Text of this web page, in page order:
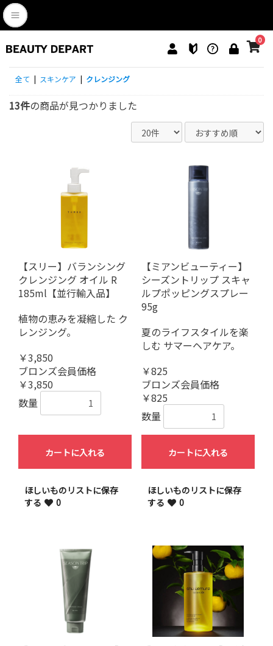
0
全て | スキンケア | クレンジング
13件の商品が見つかりました
【スリー】バランシング
クレンジング オイル R
185ml【並行輸入品】
植物の恵みを凝縮した ク
レンジング。
￥3,850
ブロンズ会員価格
￥3,850
数量
カートに入れる
ほしいものリストに保存
する
0
【ミアンビューティー】
シーズントリップ スキャ
ルプポッピングスプレー
95g
夏のライフスタイルを楽
しむ サマーヘアケア。
￥825
ブロンズ会員価格
￥825
数量
カートに入れる
ほしいものリストに保存
する
0